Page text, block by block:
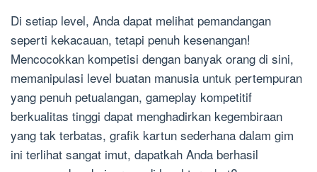
Di setiap level, Anda dapat melihat pemandangan
seperti kekacauan, tetapi penuh kesenangan!
Mencocokkan kompetisi dengan banyak orang di sini,
memanipulasi level buatan manusia untuk pertempuran
yang penuh petualangan, gameplay kompetitif
berkualitas tinggi dapat menghadirkan kegembiraan
yang tak terbatas, grafik kartun sederhana dalam gim
ini terlihat sangat imut, dapatkah Anda berhasil